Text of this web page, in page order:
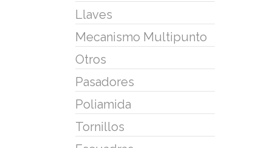
Llaves
Mecanismo Multipunto
Otros
Pasadores
Poliamida
Tornillos